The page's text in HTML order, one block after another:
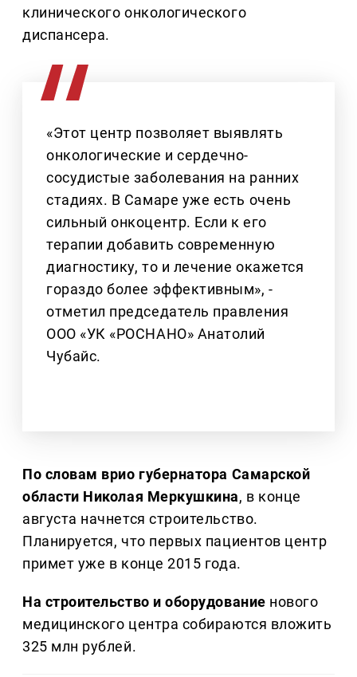
клинического онкологического
диспансера.
«Этот центр позволяет выявлять
онкологические и сердечно-
сосудистые заболевания на ранних
стадиях. В Самаре уже есть очень
сильный онкоцентр. Если к его
терапии добавить современную
диагностику, то и лечение окажется
гораздо более эффективным», -
отметил председатель правления
ООО «УК «РОСНАНО» Анатолий
Чубайс.
По словам врио губернатора Самарской
области Николая Меркушкина, в конце
августа начнется строительство.
Планируется, что первых пациентов центр
примет уже в конце 2015 года.
На строительство и оборудование нового
медицинского центра собираются вложить
325 млн рублей.